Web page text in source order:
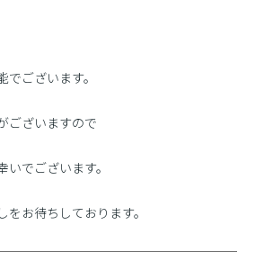
ございます。
ございますので
でございます。
お待ちしております。